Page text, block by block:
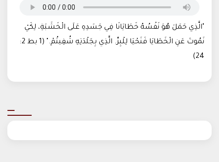
"الَّذِي حَمَلَ هُوَ نَفْسُهُ خَطَايَانَا فِي جَسَدِهِ عَلَى الْخَشَبَةِ، لِكَيْ
نَمُوتَ عَنِ الْخَطَايَا فَنَحْيَا لِلْبِرِّ. الَّذِي بِجَلْدَتِهِ شُفِيتُمْ." (1 بط 2:
24)